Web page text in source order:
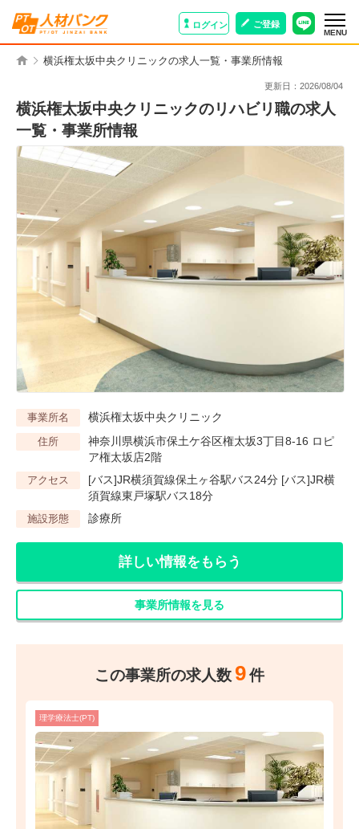
ログイン ご登録
MENU
横浜権太坂中央クリニックの求人一覧・事業所情報
更新日： 2026/08/04
横浜権太坂中央クリニックのリハビリ職の求人
一覧・事業所情報
事業所名 横浜権太坂中央クリニック
住所
神奈川県横浜市保土ケ谷区権太坂3丁目8-16 ロピ
ア権太坂店2階
アクセス
[バス]JR横須賀線保土ヶ谷駅バス24分 [バス]JR横
須賀線東戸塚駅バス18分
施設形態 診療所
詳しい情報をもらう
事業所情報を見る
この事業所の求人数 9件
理学療法士(PT)